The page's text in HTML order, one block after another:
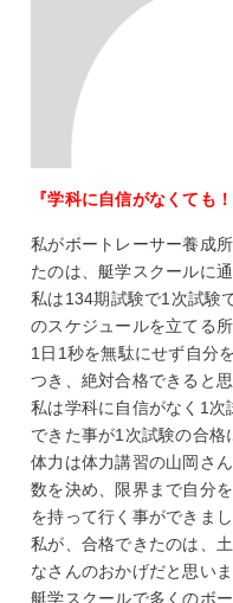
『学科に自信がなくても
私がボートレーサー養成
たのは、艇学スクールに
私は134期試験で1次試験
のスケジュールを立てる
1日1秒を無駄にせず自分
つき、絶対合格できると思
私は学科に自信がなく1次
できた事が1次試験の合格
体力は体力講習の山岡さ
数を決め、限界まで自分
を持って行く事ができまし
私が、合格できたのは、
なさんのおかげだと思いま
艇学スクールで多くのボ